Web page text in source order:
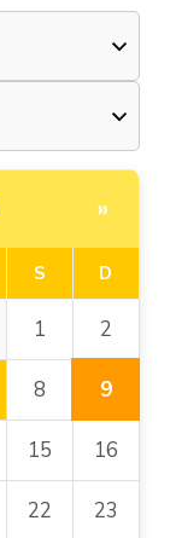
»
S D
1 2
8 9
15 16
22 23